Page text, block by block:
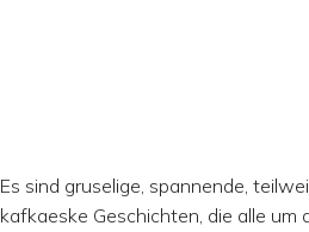
Es sind gruselige, spannende,
kafkaeske Geschichten, die alle